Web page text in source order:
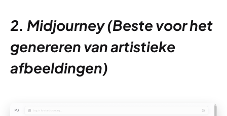
2. Midjourney (Beste voor het
genereren van artistieke
afbeeldingen)